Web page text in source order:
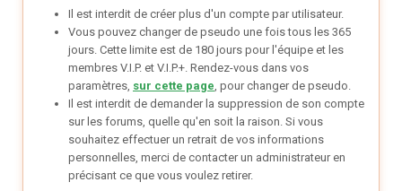
Il est interdit de créer plus d'un compte par utilisateur.
Vous pouvez changer de pseudo une fois tous les 365
jours. Cette limite est de 180 jours pour l'équipe et les
membres V.I.P. et V.I.P.+. Rendez-vous dans vos
paramètres, sur cette page, pour changer de pseudo.
Il est interdit de demander la suppression de son compte
sur les forums, quelle qu'en soit la raison. Si vous
souhaitez effectuer un retrait de vos informations
personnelles, merci de contacter un administrateur en
précisant ce que vous voulez retirer.